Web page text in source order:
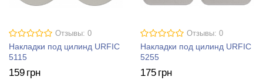
Отзывы: 0
Накладки под цилинд URFIC
5115
159 грн
Отзывы: 0
Накладки под цилинд URFIC
5255
175 грн